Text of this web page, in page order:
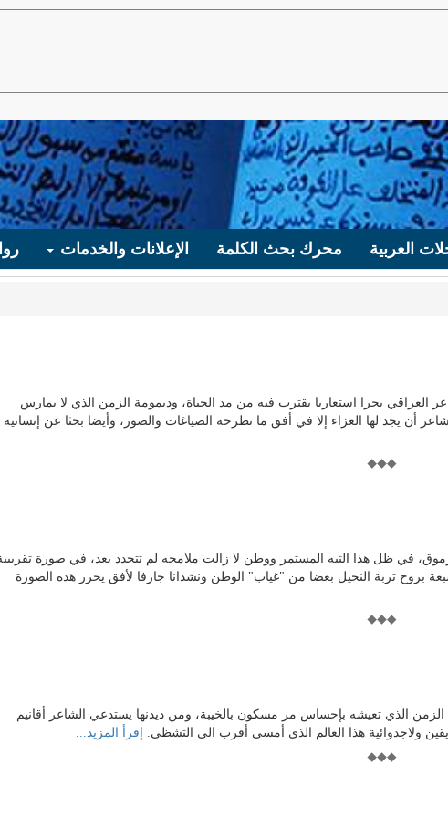
العربية محرك بحث الكلمة الإعلانات والخدمات
بحرا استعاريا يقترب فيه من مد الحياة، وديمومة الزمن الذي لا يمارس
أن يجد لها العزاء إلا في أفق ما تطرحه الصياغات والصور، وأيضا بحثا عن إنسانية
في ظل هذا التيه المستمر ووطن لا زالت ملامحه لم تتحدد بعد، في صورة
بروح تربة النخيل بعضا من "غياب" الوطن ونشدانا جارفا لأفق يحرر هذه الصورة
الذي تعيشه بإحساس مر مسكون بالخيبة، ومن ديدنها يستدعي الشاعر أقانيم
ولاجدوائية هذا العالم الذي أمسى أقرب الى التشظي.
إقرأ المزيد...